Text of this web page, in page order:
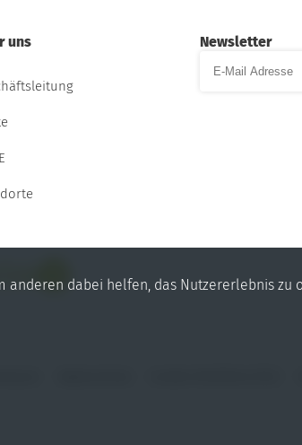
uns Newsletter
anderen dabei helfen, das Nutzererlebnis zu